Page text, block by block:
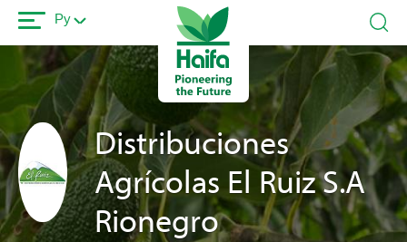
Перейти
основному
содержанию
Ру
Distribuciones
Agrícolas El Ruiz S.A
Rionegro